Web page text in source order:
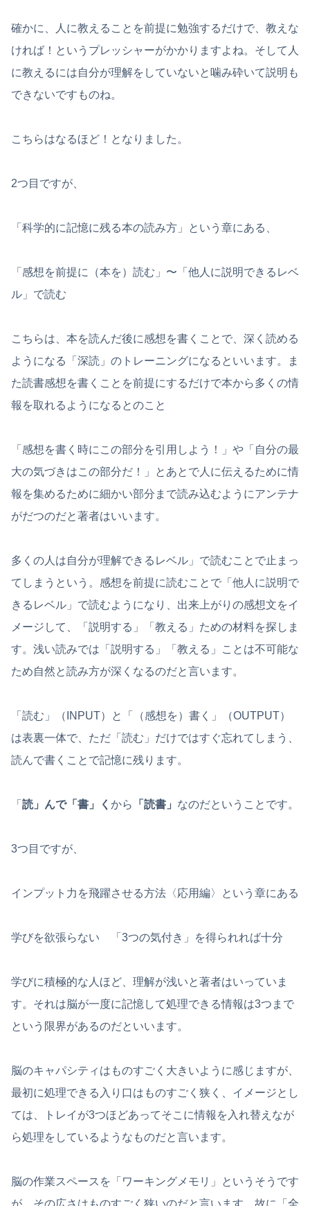
確かに、人に教えることを前提に勉強するだけで、教えな
ければ！というプレッシャーがかかりますよね。そして人
に教えるには自分が理解をしていないと噛み砕いて説明も
できないですものね。
こちらはなるほど！となりました。
2つ目ですが、
「科学的に記憶に残る本の読み方」という章にある、
「感想を前提に（本を）読む」〜「他人に説明できるレベ
ル」で読む
こちらは、本を読んだ後に感想を書くことで、深く読める
ようになる「深読」のトレーニングになるといいます。ま
た読書感想を書くことを前提にするだけで本から多くの情
報を取れるようになるとのこと
「感想を書く時にこの部分を引用しよう！」や「自分の最
大の気づきはこの部分だ！」とあとで人に伝えるために情
報を集めるために細かい部分まで読み込むようにアンテナ
がだつのだと著者はいいます。
多くの人は自分が理解できるレベル」で読むことで止まっ
てしまうという。感想を前提に読むことで「他人に説明で
きるレベル」で読むようになり、出来上がりの感想文をイ
メージして、「説明する」「教える」ための材料を探しま
す。浅い読みでは「説明する」「教える」ことは不可能な
ため自然と読み方が深くなるのだと言います。
「読む」（INPUT）と「（感想を）書く」（OUTPUT）
は表裏一体で、ただ「読む」だけではすぐ忘れてしまう、
読んで書くことで記憶に残ります。
「 読」んで「書」く から 「読書」 なのだということです。
3つ目ですが、
インプット力を飛躍させる方法〈応用編〉という章にある
学びを欲張らない 「3つの気付き」を得られれば十分
学びに積極的な人ほど、理解が浅いと著者はいっていま
す。それは脳が一度に記憶して処理できる情報は3つまで
という限界があるのだといいます。
脳のキャパシティはものすごく大きいように感じますが、
最初に処理できる入り口はものすごく狭く、イメージとし
ては、トレイが3つほどあってそこに情報を入れ替えなが
ら処理をしているようなものだと言います。
脳の作業スペースを「ワーキングメモリ」というそうです